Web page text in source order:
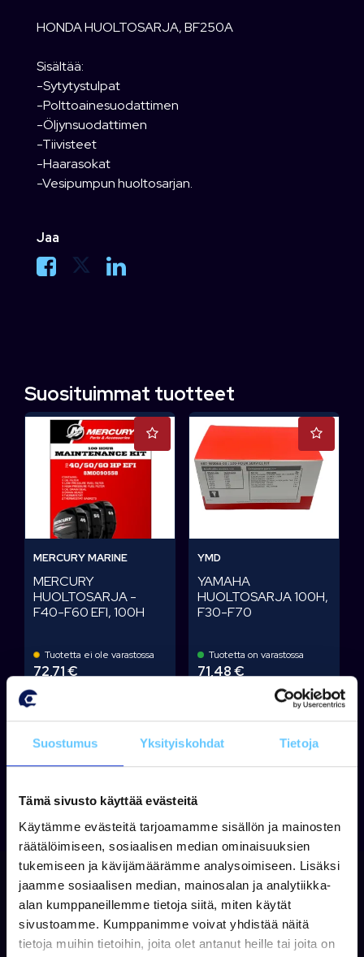
Suostumus Yksityiskohdat Tietoja
Tämä sivusto käyttää evästeitä
Käytämme evästeitä tarjoamamme sisällön ja mainosten
räätälöimiseen, sosiaalisen median ominaisuuksien
tukemiseen ja kävijämäärämme analysoimiseen. Lisäksi
jaamme sosiaalisen median, mainosalan ja analytiikka-
alan kumppaneillemme tietoja siitä, miten käytät
sivustoamme. Kumppanimme voivat yhdistää näitä
tietoja muihin tietoihin, joita olet antanut heille tai joita on
HONDA HUOLTOSARJA, BF250A
Sisältää:
-Sytytystulpat
-Polttoainesuodattimen
-Öljynsuodattimen
-Tiivisteet
-Haarasokat
-Vesipumpun huoltosarjan.
Jaa
Suosituimmat tuotteet
MERCURY MARINE
MERCURY
HUOLTOSARJA -
F40-F60 EFI, 100H
Tuotetta ei ole varastossa
72,71 €
YMD
YAMAHA
HUOLTOSARJA 100H,
F30-F70
Tuotetta on varastossa
71,48 €
Lisää koriin